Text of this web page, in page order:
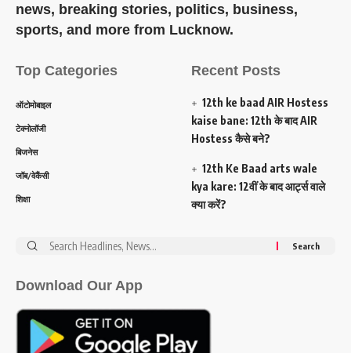
news, breaking stories, politics, business,
sports, and more from Lucknow.
Top Categories
ऑटोमोबाइल
टेक्नोलॉजी
बिजनेस
जॉब/वेकैंसी
शिक्षा
Recent Posts
12th ke baad AIR Hostess
kaise bane: 12th के बाद AIR
Hostess कैसे बने?
12th Ke Baad arts wale
kya kare: 12वीं के बाद आर्ट्स वाले
क्या करें?
Search
Download Our App